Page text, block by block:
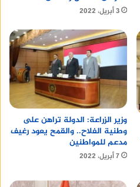
3 أبريل، 2022
وزير الزراعة: الدولة تراهن على
وطنية الفلاح.. والقمح يعود رغيف
مدعم للمواطنين
7 أبريل، 2022